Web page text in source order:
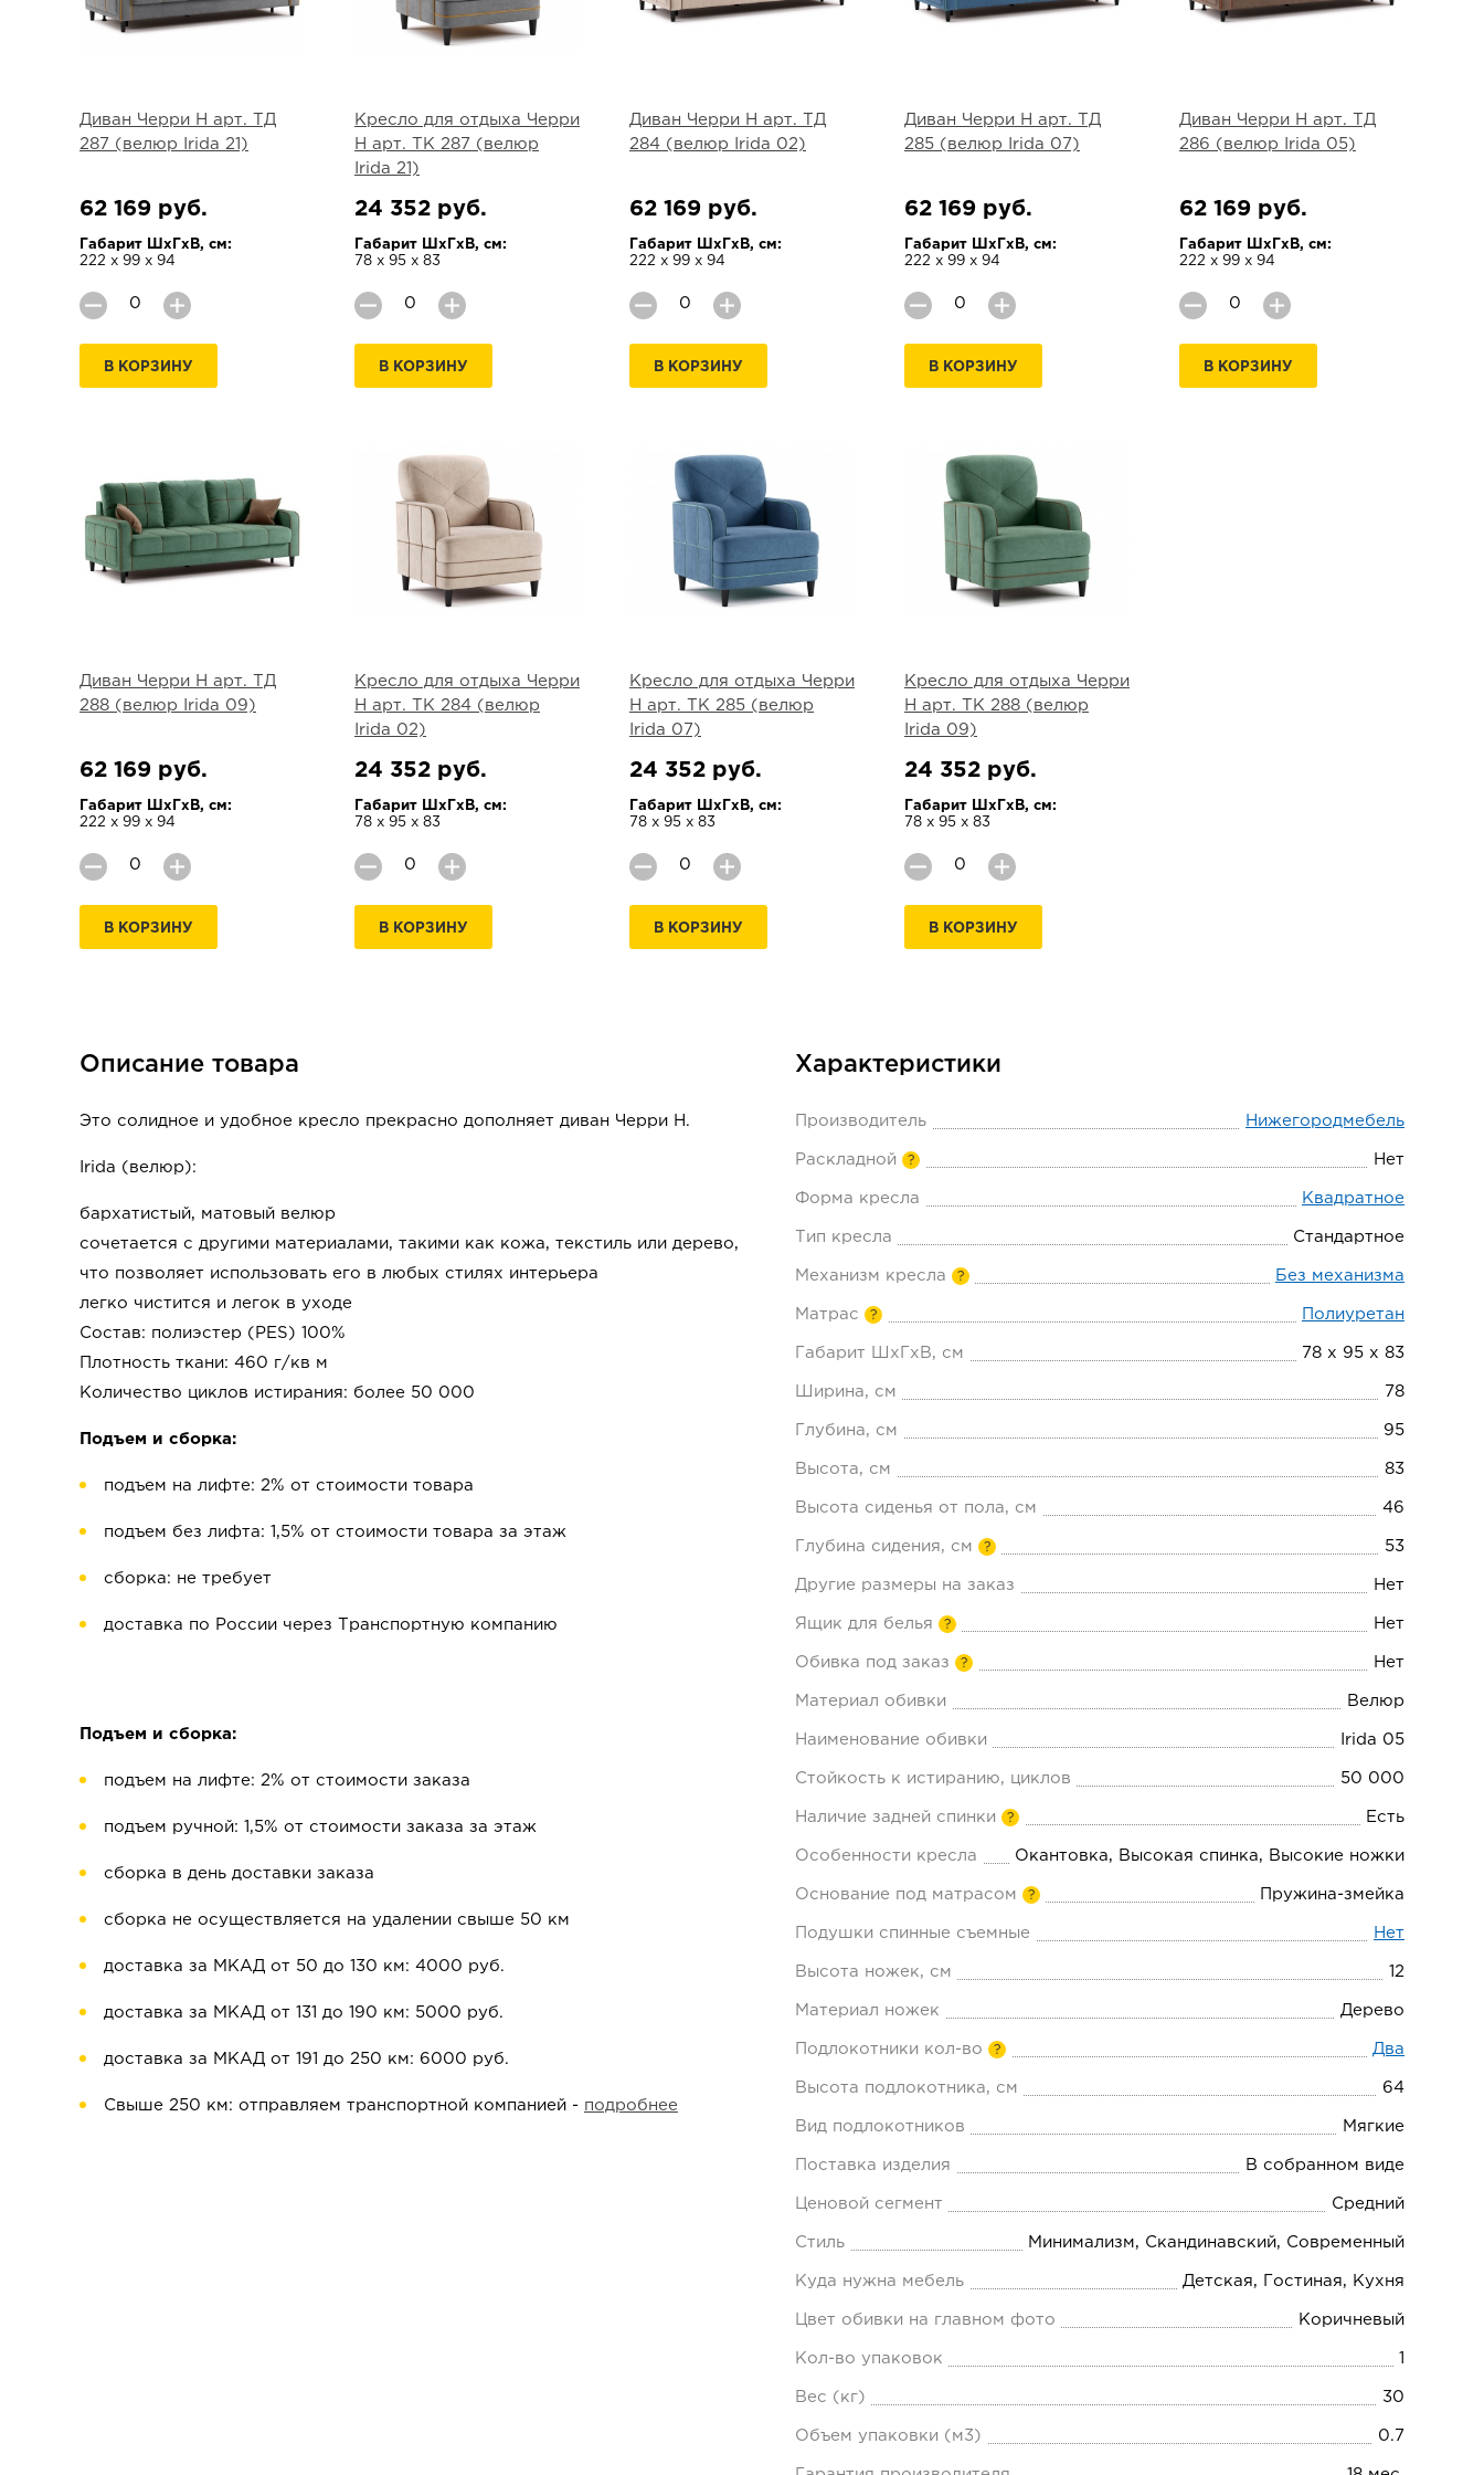
Диван Черри Н арт. ТД
287 (велюр Irida 21)
62 169 руб.
Габарит ШхГхВ, см:
222 х 99 х 94
В КОРЗИНУ
Кресло для отдыха Черри
Н арт. ТК 287 (велюр
Irida 21)
24 352 руб.
Габарит ШхГхВ, см:
78 х 95 х 83
В КОРЗИНУ
Диван Черри Н арт. ТД
284 (велюр Irida 02)
62 169 руб.
Габарит ШхГхВ, см:
222 х 99 х 94
В КОРЗИНУ
Диван Черри Н арт. ТД
285 (велюр Irida 07)
62 169 руб.
Габарит ШхГхВ, см:
222 х 99 х 94
В КОРЗИНУ
Диван Черри Н арт. ТД
286 (велюр Irida 05)
62 169 руб.
Габарит ШхГхВ, см:
222 х 99 х 94
В КОРЗИНУ
Диван Черри Н арт. ТД
288 (велюр Irida 09)
62 169 руб.
Габарит ШхГхВ, см:
222 х 99 х 94
В КОРЗИНУ
Кресло для отдыха Черри
Н арт. ТК 284 (велюр
Irida 02)
24 352 руб.
Габарит ШхГхВ, см:
78 х 95 х 83
В КОРЗИНУ
Кресло для отдыха Черри
Н арт. ТК 285 (велюр
Irida 07)
24 352 руб.
Габарит ШхГхВ, см:
78 х 95 х 83
В КОРЗИНУ
Кресло для отдыха Черри
Н арт. ТК 288 (велюр
Irida 09)
24 352 руб.
Габарит ШхГхВ, см:
78 х 95 х 83
В КОРЗИНУ
Описание товара
Это солидное и удобное кресло прекрасно дополняет диван Черри Н.
Irida (велюр):
бархатистый, матовый велюр
сочетается с другими материалами, такими как кожа, текстиль или дерево,
что позволяет использовать его в любых стилях интерьера
легко чистится и легок в уходе
Состав: полиэстер (PES) 100%
Плотность ткани: 460 г/кв м
Количество циклов истирания: более 50 000
Подъем и сборка:
подъем на лифте: 2% от стоимости товара
подъем без лифта: 1,5% от стоимости товара за этаж
сборка: не требует
доставка по России через Транспортную компанию
Подъем и сборка:
подъем на лифте: 2% от стоимости заказа
подъем ручной: 1,5% от стоимости заказа за этаж
сборка в день доставки заказа
сборка не осуществляется на удалении свыше 50 км
доставка за МКАД от 50 до 130 км: 4000 руб.
доставка за МКАД от 131 до 190 км: 5000 руб.
доставка за МКАД от 191 до 250 км: 6000 руб.
Свыше 250 км: отправляем транспортной компанией - подробнее
Характеристики
Производитель Нижегородмебель
Раскладной ? Нет
Форма кресла Квадратное
Тип кресла Стандартное
Механизм кресла ? Без механизма
Матрас ? Полиуретан
Габарит ШхГхВ, см 78 х 95 х 83
Ширина, см 78
Глубина, см 95
Высота, см 83
Высота сиденья от пола, см 46
Глубина сидения, см ? 53
Другие размеры на заказ Нет
Ящик для белья ? Нет
Обивка под заказ ? Нет
Материал обивки Велюр
Наименование обивки Irida 05
Стойкость к истиранию, циклов 50 000
Наличие задней спинки ? Есть
Особенности кресла Окантовка, Высокая спинка, Высокие ножки
Основание под матрасом ? Пружина-змейка
Подушки спинные съемные Нет
Высота ножек, см 12
Материал ножек Дерево
Подлокотники кол-во ? Два
Высота подлокотника, см 64
Вид подлокотников Мягкие
Поставка изделия В собранном виде
Ценовой сегмент Средний
Стиль Минимализм, Скандинавский, Современный
Куда нужна мебель Детская, Гостиная, Кухня
Цвет обивки на главном фото Коричневый
Кол-во упаковок 1
Вес (кг) 30
Объем упаковки (м3) 0.7